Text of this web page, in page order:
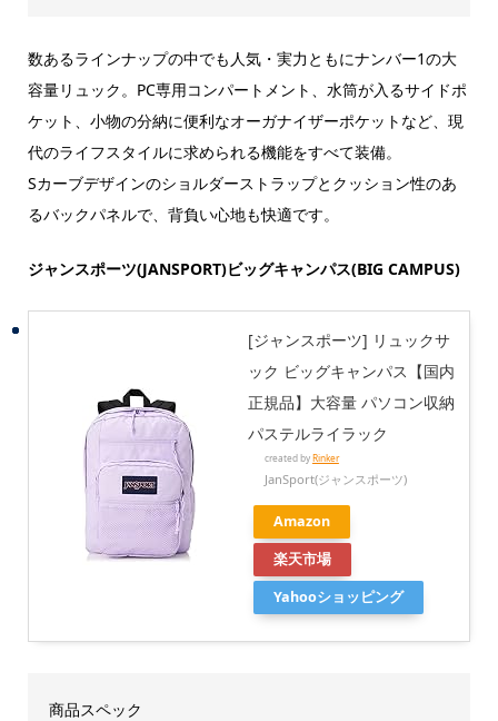
数あるラインナップの中でも人気・実力ともにナンバー1の大
容量リュック。PC専用コンパートメント、水筒が入るサイドポ
ケット、小物の分納に便利なオーガナイザーポケットなど、現
代のライフスタイルに求められる機能をすべて装備。
Sカーブデザインのショルダーストラップとクッション性のあ
るバックパネルで、背負い心地も快適です。
ジャンスポーツ(JANSPORT)ビッグキャンパス(BIG CAMPUS)
[ジャンスポーツ] リュックサ
ック ビッグキャンパス【国内
正規品】大容量 パソコン収納
パステルライラック
created byRinker
JanSport(ジャンスポーツ)
Amazon
楽天市場
Yahooショッピング
商品スペック